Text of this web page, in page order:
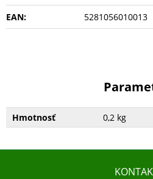
EAN:
5281056010013
Hmotnosť 0,2 kg